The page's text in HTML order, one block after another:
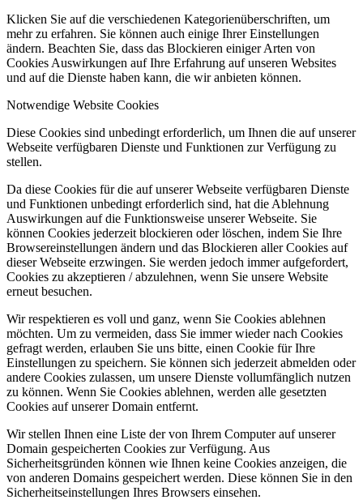
Klicken Sie auf die verschiedenen Kategorienüberschriften, um
mehr zu erfahren. Sie können auch einige Ihrer Einstellungen
ändern. Beachten Sie, dass das Blockieren einiger Arten von
Cookies Auswirkungen auf Ihre Erfahrung auf unseren Websites
und auf die Dienste haben kann, die wir anbieten können.
Notwendige Website Cookies
Diese Cookies sind unbedingt erforderlich, um Ihnen die auf unserer
Webseite verfügbaren Dienste und Funktionen zur Verfügung zu
stellen.
Da diese Cookies für die auf unserer Webseite verfügbaren Dienste
und Funktionen unbedingt erforderlich sind, hat die Ablehnung
Auswirkungen auf die Funktionsweise unserer Webseite. Sie
können Cookies jederzeit blockieren oder löschen, indem Sie Ihre
Browsereinstellungen ändern und das Blockieren aller Cookies auf
dieser Webseite erzwingen. Sie werden jedoch immer aufgefordert,
Cookies zu akzeptieren / abzulehnen, wenn Sie unsere Website
erneut besuchen.
Wir respektieren es voll und ganz, wenn Sie Cookies ablehnen
möchten. Um zu vermeiden, dass Sie immer wieder nach Cookies
gefragt werden, erlauben Sie uns bitte, einen Cookie für Ihre
Einstellungen zu speichern. Sie können sich jederzeit abmelden oder
andere Cookies zulassen, um unsere Dienste vollumfänglich nutzen
zu können. Wenn Sie Cookies ablehnen, werden alle gesetzten
Cookies auf unserer Domain entfernt.
Wir stellen Ihnen eine Liste der von Ihrem Computer auf unserer
Domain gespeicherten Cookies zur Verfügung. Aus
Sicherheitsgründen können wie Ihnen keine Cookies anzeigen, die
von anderen Domains gespeichert werden. Diese können Sie in den
Sicherheitseinstellungen Ihres Browsers einsehen.